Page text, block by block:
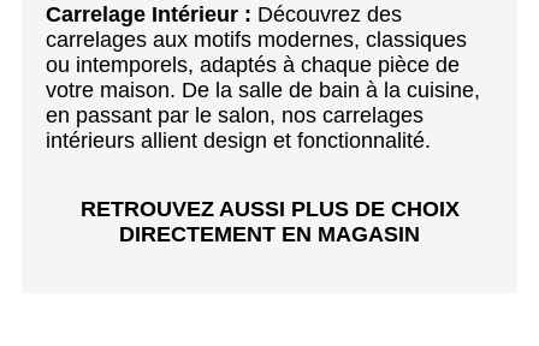
Carrelage Intérieur : Découvrez des
carrelages aux motifs modernes, classiques
ou intemporels, adaptés à chaque pièce de
votre maison. De la salle de bain à la cuisine,
en passant par le salon, nos carrelages
intérieurs allient design et fonctionnalité.
RETROUVEZ AUSSI PLUS DE CHOIX
DIRECTEMENT EN MAGASIN